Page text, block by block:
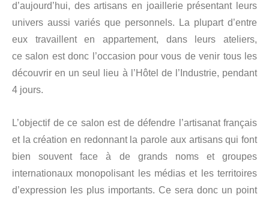
d’aujourd’hui, des artisans en joaillerie présentant leurs
univers aussi variés que personnels. La plupart d’entre
eux travaillent en appartement, dans leurs ateliers,
ce salon est donc l’occasion pour vous de venir tous les
découvrir en un seul lieu à l’Hôtel de l’Industrie, pendant
4 jours.
L’objectif de ce salon est de défendre l’artisanat français
et la création en redonnant la parole aux artisans qui font
bien souvent face à de grands noms et groupes
internationaux monopolisant les médias et les territoires
d’expression les plus importants. Ce sera donc un point